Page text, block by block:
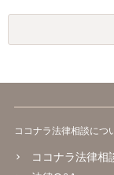
ココナラ法律相談につ
ココナラ法律相